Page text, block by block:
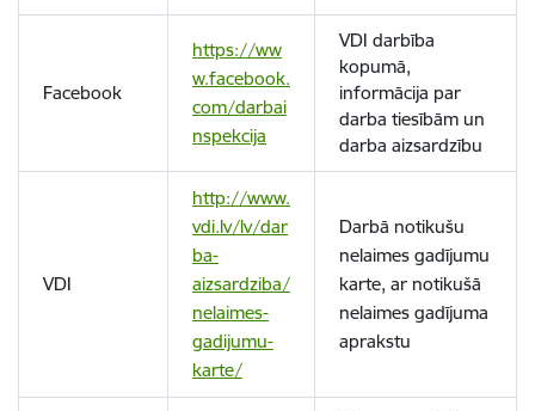
Facebook
https://ww
w.facebook.
com/darbai
nspekcija
VDI darbība
kopumā,
informācija par
darba tiesībām un
darba aizsardzību
VDI
http://www.
vdi.lv/lv/dar
ba-
aizsardziba/
nelaimes-
gadijumu-
karte/
Darbā notikušu
nelaimes gadījumu
karte, ar notikušā
nelaimes gadījuma
aprakstu